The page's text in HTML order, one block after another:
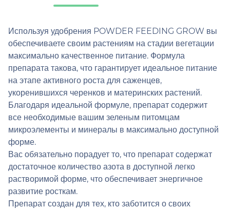
Используя удобрения POWDER FEEDING GROW вы
обеспечиваете своим растениям на стадии вегетации
максимально качественное питание. Формула
препарата такова, что гарантирует идеальное питание
на этапе активного роста для саженцев,
укоренившихся черенков и материнских растений.
Благодаря идеальной формуле, препарат содержит
все необходимые вашим зеленым питомцам
микроэлементы и минералы в максимально доступной
форме.
Вас обязательно порадует то, что препарат содержат
достаточное количество азота в доступной легко
растворимой форме, что обеспечивает энергичное
развитие росткам.
Препарат создан для тех, кто заботится о своих